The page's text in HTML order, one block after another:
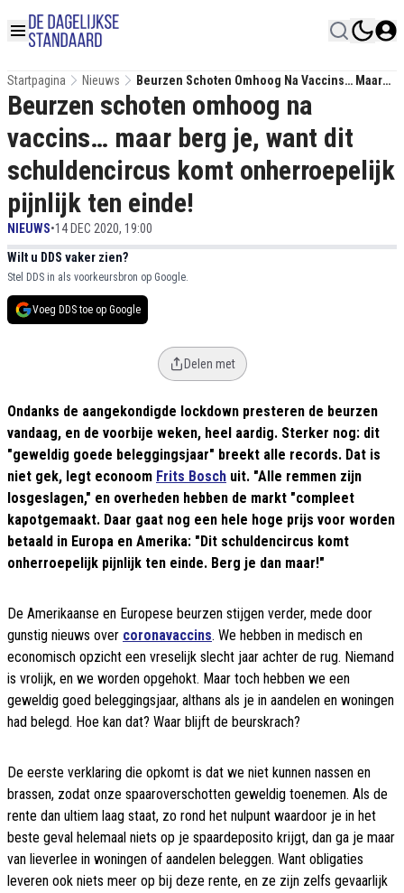
Startpagina Nieuws
Beurzen Schoten Omhoog Na Vaccins… Maar
Berg Je, Want Dit Schuldencircus Komt
Onherroepelijk Pijnlijk Ten Einde!
Beurzen schoten omhoog na
vaccins… maar berg je, want dit
schuldencircus komt onherroepelijk
pijnlijk ten einde!
NIEUWS•14 DEC 2020, 19:00
Wilt u DDS vaker zien?
Stel DDS in als voorkeursbron op Google.
Voeg DDS toe op Google
Delen met
Ondanks de aangekondigde lockdown presteren de beurzen
vandaag, en de voorbije weken, heel aardig. Sterker nog: dit
"geweldig goede beleggingsjaar" breekt alle records. Dat is
niet gek, legt econoom Frits Bosch uit. "Alle remmen zijn
losgeslagen," en overheden hebben de markt "compleet
kapotgemaakt. Daar gaat nog een hele hoge prijs voor worden
betaald in Europa en Amerika: "Dit schuldencircus komt
onherroepelijk pijnlijk ten einde. Berg je dan maar!"
De Amerikaanse en Europese beurzen stijgen verder, mede door
gunstig nieuws over coronavaccins. We hebben in medisch en
economisch opzicht een vreselijk slecht jaar achter de rug. Niemand
is vrolijk, en we worden opgehokt. Maar toch hebben we een
geweldig goed beleggingsjaar, althans als je in aandelen en woningen
had belegd. Hoe kan dat? Waar blijft de beurskrach?
De eerste verklaring die opkomt is dat we niet kunnen nassen en
brassen, zodat onze spaaroverschotten geweldig toenemen. Als de
rente dan ultiem laag staat, zo rond het nulpunt waardoor je in het
beste geval helemaal niets op je spaardeposito krijgt, dan ga je maar
van lieverlee in woningen of aandelen beleggen. Want obligaties
leveren ook niets meer op bij deze rente, en ze zijn zelfs gevaarlijk